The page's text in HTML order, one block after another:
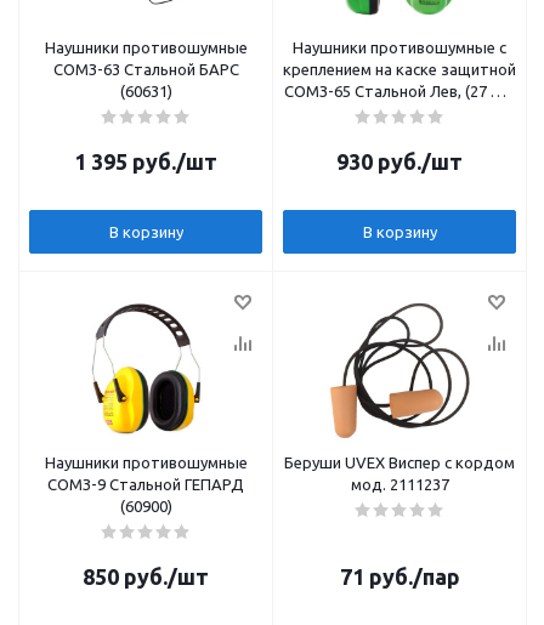
Наушники противошумные
СОМЗ-63 Стальной БАРС
(60631)
1 395 руб./шт
В корзину
Наушники противошумные с
креплением на каске защитной
СОМЗ-65 Стальной Лев, (27 дБ)
арт 60650
930 руб./шт
В корзину
Наушники противошумные
СОМЗ-9 Стальной ГЕПАРД
(60900)
850 руб./шт
Беруши UVEX Виспер с кордом
мод. 2111237
71 руб./пар